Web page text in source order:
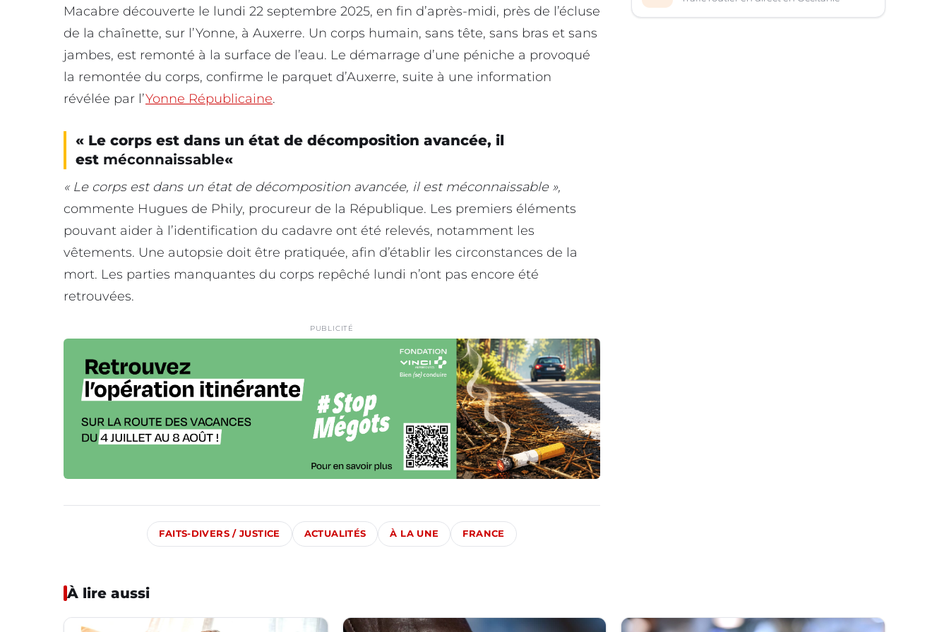
Macabre découverte le lundi 22 septembre 2025, en fin d’après-midi, près de l’écluse
de la chaînette, sur l’Yonne, à Auxerre. Un corps humain, sans tête, sans bras et sans
jambes, est remonté à la surface de l’eau. Le démarrage d’une péniche a provoqué
la remontée du corps, confirme le parquet d’Auxerre, suite à une information
révélée par l’Yonne Républicaine.
« Le corps est dans un état de décomposition avancée, il
est méconnaissable«
« Le corps est dans un état de décomposition avancée, il est méconnaissable »,
commente Hugues de Phily, procureur de la République. Les premiers éléments
pouvant aider à l’identification du cadavre ont été relevés, notamment les
vêtements. Une autopsie doit être pratiquée, afin d’établir les circonstances de la
mort. Les parties manquantes du corps repêché lundi n’ont pas encore été
retrouvées.
PUBLICITÉ
FAITS-DIVERS / JUSTICE ACTUALITÉS À LA UNE FRANCE
À lire aussi